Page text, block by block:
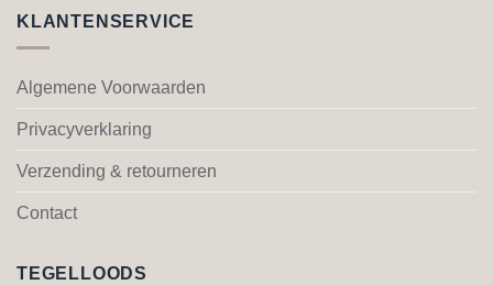
KLANTENSERVICE
Algemene Voorwaarden
Privacyverklaring
Verzending & retourneren
Contact
TEGELLOODS